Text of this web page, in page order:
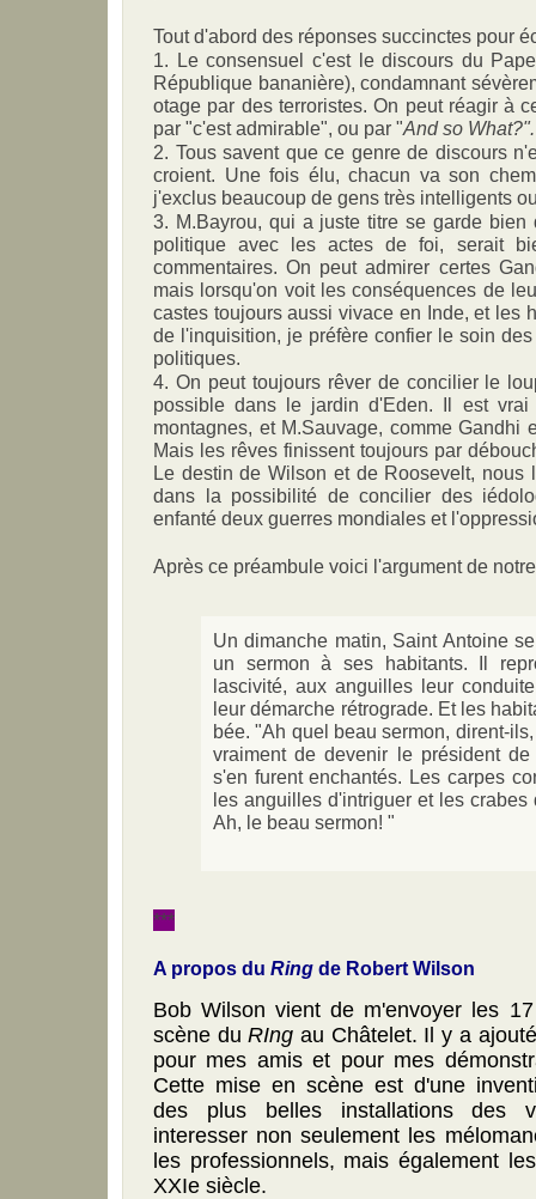
Tout d'abord des réponses succinctes pour
1. Le consensuel c'est le discours du
République bananière), condamnant
otage par des terroristes. On peut réagir à
par "c'est admirable", ou par "And so What?".
2. Tous savent que ce genre de discours
croient. Une fois élu, chacun va son
j'exclus beaucoup de gens très intelligents
3. M.Bayrou, qui a juste titre se garde bien
politique avec les actes de foi, serait
commentaires. On peut admirer certes
mais lorsqu'on voit les conséquences de
castes toujours aussi vivace en Inde, et les
de l'inquisition, je préfère confier le soin
politiques.
4. On peut toujours rêver de concilier le
possible dans le jardin d'Eden. Il est
montagnes, et M.Sauvage, comme Gandhi
Mais les rêves finissent toujours par
Le destin de Wilson et de Roosevelt, nous
dans la possibilité de concilier des
enfanté deux guerres mondiales et
Après ce préambule voici l'argument de
Un dimanche matin, Saint Antoine
un sermon à ses habitants. Il
lascivité, aux anguilles leur
leur démarche rétrograde. Et les
bée. "Ah quel beau sermon, dirent-
vraiment de devenir le président
s'en furent enchantés. Les carpes
les anguilles d'intriguer et les crabes
Ah, le beau sermon! "
***
A propos du Ring de Robert Wilson
Bob Wilson vient de m'envoyer les
scène duRIngau Châtelet. Il y a
pour mes amis et pour mes
Cette mise en scène est d'une
des plus belles installations des
interesser non seulement les
les professionnels, mais également
XXIe siècle.